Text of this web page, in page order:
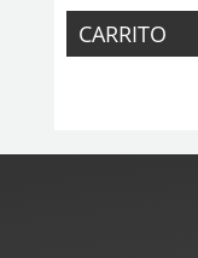
CARRITO